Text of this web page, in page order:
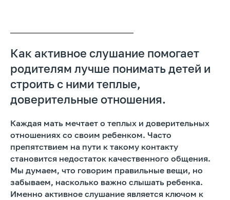
Как активное слушание помогает
родителям лучше понимать детей и
строить с ними теплые,
доверительные отношения.
Каждая мать мечтает о теплых и доверительных
отношениях со своим ребенком. Часто
препятствием на пути к такому контакту
становится недостаток качественного общения.
Мы думаем, что говорим правильные вещи, но
забываем, насколько важно слышать ребенка.
Именно активное слушание является ключом к